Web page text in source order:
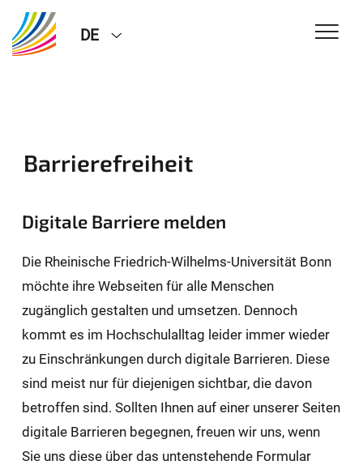
DE
Barrierefreiheit
Digitale Barriere melden
Die Rheinische Friedrich-Wilhelms-Universität Bonn
möchte ihre Webseiten für alle Menschen
zugänglich gestalten und umsetzen. Dennoch
kommt es im Hochschulalltag leider immer wieder
zu Einschränkungen durch digitale Barrieren. Diese
sind meist nur für diejenigen sichtbar, die davon
betroffen sind. Sollten Ihnen auf einer unserer Seiten
digitale Barrieren begegnen, freuen wir uns, wenn
Sie uns diese über das untenstehende Formular